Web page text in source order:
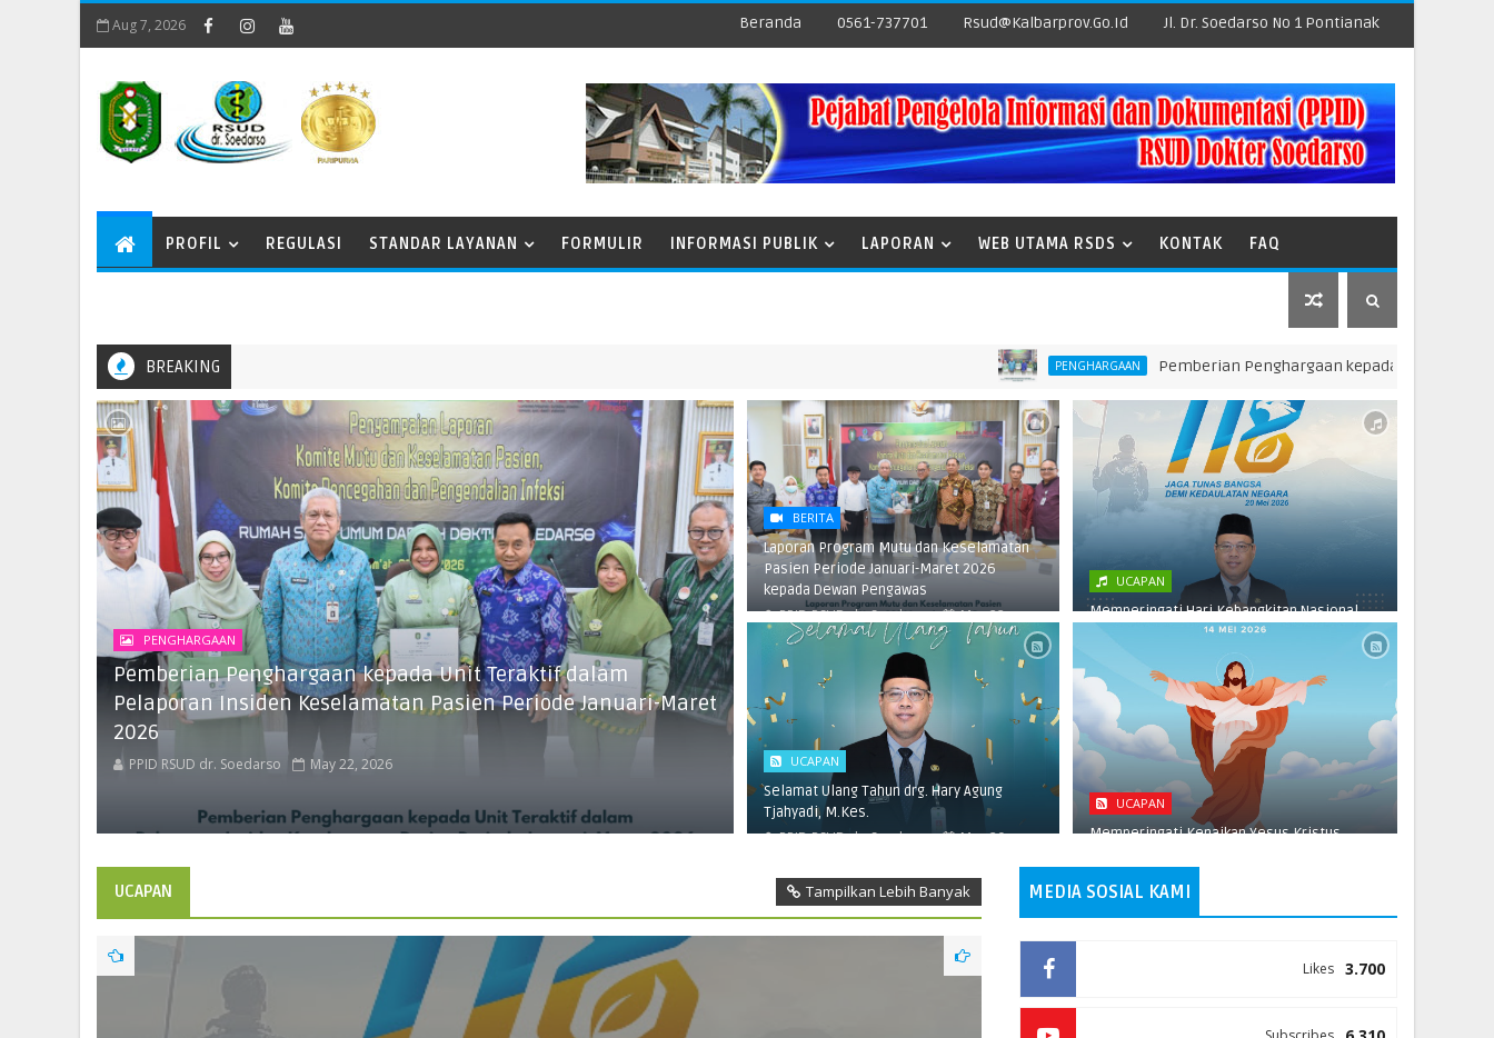
Aug 7, 2026 Beranda 0561-737701 Rsud@kalbarprov.go.id Jl. Dr. Soedarso No 1 Pontianak
PROFIL REGULASI STANDAR LAYANAN FORMULIR INFORMASI PUBLIK LAPORAN WEB UTAMA RSDS KONTAK FAQ
BREAKING PENGHARGAAN Pemberian Penghargaan kepada Unit Teraktif dalam
PENGHARGAAN
Pemberian Penghargaan kepada Unit Teraktif dalam
Pelaporan Insiden Keselamatan Pasien Periode Januari-Maret
2026
PPID RSUD dr. Soedarso May 22, 2026
BERITA
Laporan Program Mutu dan Keselamatan
Pasien Periode Januari-Maret 2026
kepada Dewan Pengawas
PPID RSUD dr. Soedarso
May 22,
2026
UCAPAN
Memperingati Hari Kebangkitan Nasional
PPID RSUD dr. Soedarso May 20, 2026
UCAPAN
Selamat Ulang Tahun drg. Hary Agung
Tjahyadi, M.Kes.
PPID RSUD dr. Soedarso
May 20,
UCAPAN
Memperingati Kenaikan Yesus Kristus
UCAPAN Tampilkan Lebih Banyak MEDIA SOSIAL KAMI
3.700
Likes